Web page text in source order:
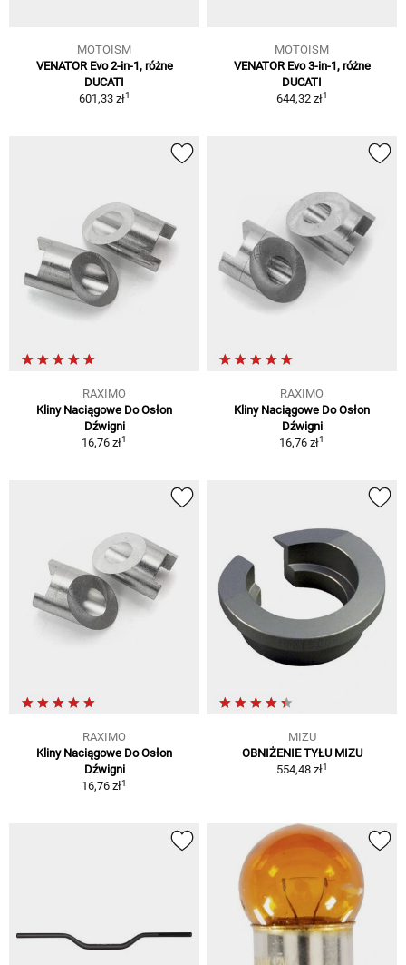
MOTOISM
VENATOR Evo 2-in-1, różne
DUCATI
601,33 zł1
MOTOISM
VENATOR Evo 3-in-1, różne
DUCATI
644,32 zł1
RAXIMO
Kliny Naciągowe Do Osłon
Dźwigni
16,76 zł1
RAXIMO
Kliny Naciągowe Do Osłon
Dźwigni
16,76 zł1
RAXIMO
Kliny Naciągowe Do Osłon
Dźwigni
16,76 zł1
MIZU
OBNIŻENIE TYŁU MIZU
554,48 zł1